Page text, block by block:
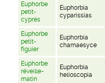
Euphorbe
petit-
cyprès
Euphorbia
cyparissias
Euphorbe
petit-
figuier
Euphorbia
chamaesyce
Euphorbe
réveille-
matin
Euphorbia
helioscopia